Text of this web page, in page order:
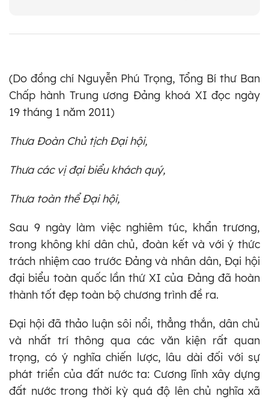
(Do đồng chí Nguyễn Phú Trọng, Tổng Bí thư Ban
Chấp hành Trung ương Đảng khoá XI đọc ngày
19 tháng 1 năm 2011)
Thưa Đoàn Chủ tịch Đại hội,
Thưa các vị đại biểu khách quý,
Thưa toàn thể Đại hội,
Sau 9 ngày làm việc nghiêm túc, khẩn trương,
trong không khí dân chủ, đoàn kết và với ý thức
trách nhiệm cao trước Đảng và nhân dân, Đại hội
đại biểu toàn quốc lần thứ XI của Đảng đã hoàn
thành tốt đẹp toàn bộ chương trình đề ra.
Đại hội đã thảo luận sôi nổi, thẳng thắn, dân chủ
và nhất trí thông qua các văn kiện rất quan
trọng, có ý nghĩa chiến lược, lâu dài đối với sự
phát triển của đất nước ta: Cương lĩnh xây dựng
đất nước trong thời kỳ quá độ lên chủ nghĩa xã